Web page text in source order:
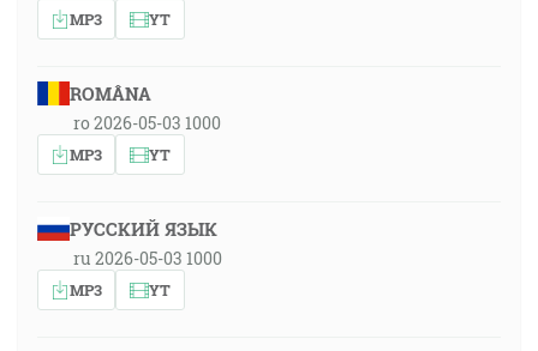
MP3 YT
ROMÂNA
ro 2026-05-03 1000
MP3 YT
РУССКИЙ ЯЗЫК
ru 2026-05-03 1000
MP3 YT